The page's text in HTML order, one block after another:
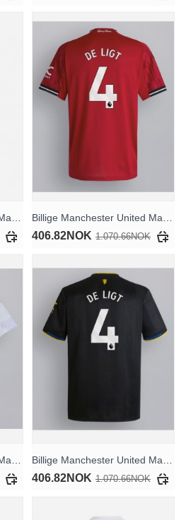
406.82NOK 1.070.66NOK
406.82NOK 1.070.66NOK